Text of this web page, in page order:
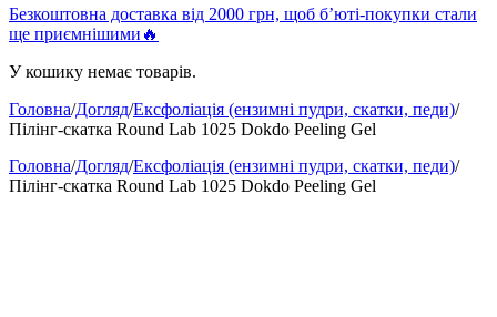
Безкоштовна доставка від 2000 грн, щоб б’юті-покупки стали
ще приємнішими🔥
У кошику немає товарів.
Головна/Догляд/Ексфоліація (ензимні пудри, скатки, педи)/
Пілінг-скатка Round Lab 1025 Dokdo Peeling Gel
Головна/Догляд/Ексфоліація (ензимні пудри, скатки, педи)/
Пілінг-скатка Round Lab 1025 Dokdo Peeling Gel